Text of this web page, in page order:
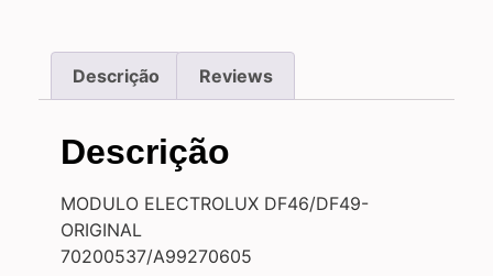
Descrição Reviews
Descrição
MODULO ELECTROLUX DF46/DF49-
ORIGINAL
70200537/A99270605